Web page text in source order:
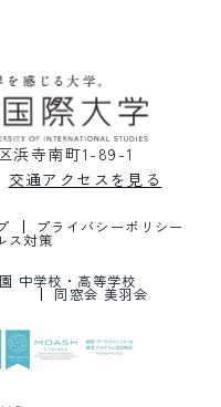
浜寺南町1-89-1
交通アクセスを見る
プライバシーポリシー
ス対策
中学校・高等学校
同窓会 美羽会